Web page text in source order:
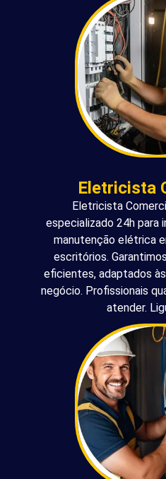
Eletricista
Eletricista
especializado 24h para
manutenção elétrica
escritórios.
eficientes, adaptados
negócio. Profissionais
atender.